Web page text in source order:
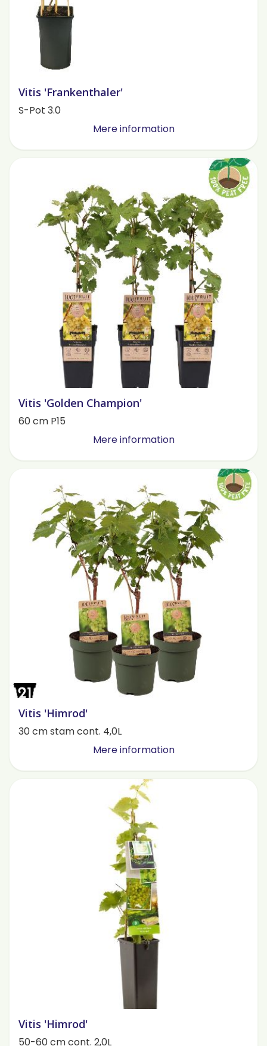
Vitis 'Frankenthaler'
S-Pot 3.0
Mere information
Vitis 'Golden Champion'
60 cm P15
Mere information
Vitis 'Himrod'
30 cm stam cont. 4,0L
Mere information
Vitis 'Himrod'
50-60 cm cont. 2,0L